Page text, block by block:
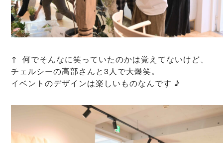
↑ 何でそんなに笑っていたのかは覚えてないけど、
チェルシーの高部さんと3人で大爆笑。
イベントのデザインは楽しいものなんです ♪